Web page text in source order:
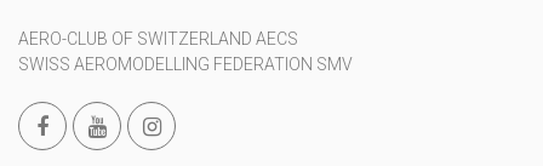
AERO-CLUB OF SWITZERLAND AECS
SWISS AEROMODELLING FEDERATION SMV